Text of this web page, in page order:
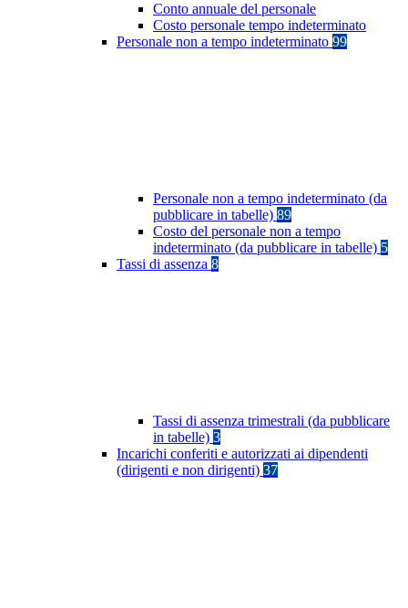
Conto annuale del personale
Costo personale tempo indeterminato
Personale non a tempo indeterminato 99
Personale non a tempo indeterminato (da
pubblicare in tabelle) 89
Costo del personale non a tempo
indeterminato (da pubblicare in tabelle) 5
Tassi di assenza 8
Tassi di assenza trimestrali (da pubblicare
in tabelle) 3
Incarichi conferiti e autorizzati ai dipendenti
(dirigenti e non dirigenti) 37